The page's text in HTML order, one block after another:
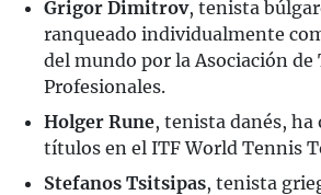
Grigor Dimitrov, tenista
ranqueado individualmente
del mundo por la Asociación de
Profesionales.
Holger Rune, tenista danés, ha
títulos en el ITF World Tennis
Stefanos Tsitsipas, tenista